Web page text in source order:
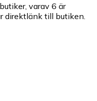
varav 6 är
direktlänk till butiken.